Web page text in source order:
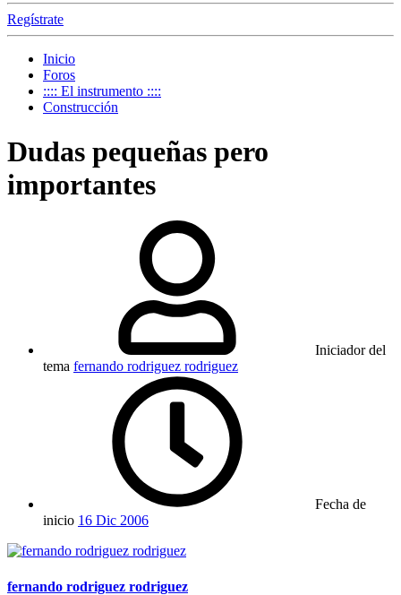
Regístrate
Inicio
Foros
:::: El instrumento ::::
Construcción
Dudas pequeñas pero
importantes
Iniciador del
tema fernando rodriguez rodriguez
Fecha de
inicio 16 Dic 2006
fernando rodriguez rodriguez